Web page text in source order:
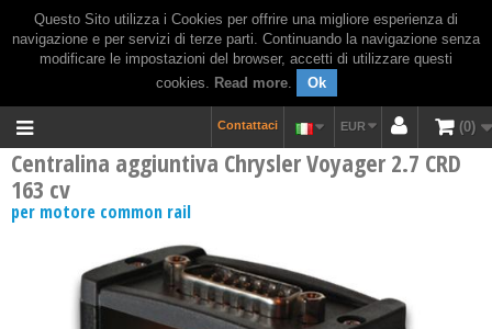
Questo Sito utilizza i Cookies per offrire una migliore esperienza di
navigazione e per servizi di terze parti. Continuando la navigazione senza
modificare le impostazioni del browser, accetti di utilizzare questi
cookies. Read more. Ok
0
EUR
Contattaci
Centralina aggiuntiva Chrysler Voyager 2.7 CRD
163 cv
per motore common rail